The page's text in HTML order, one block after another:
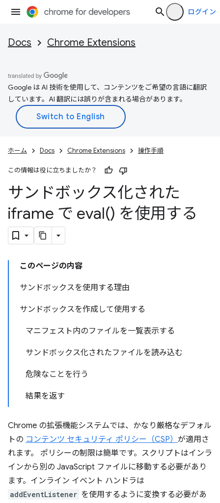
ログイン
Docs Chrome Extensions
Google は AI 技術を使用して、コンテンツをご希望の言語に翻訳
しています。AI 翻訳には誤りが含まれる場合があります。
ホーム Docs Chrome Extensions 操作手順
この情報は役に立ちましたか？
サンドボックス化された
iframe で eval() を使用する
このページの内容
サンドボックスを使用する理由
サンドボックスを作成して使用する
マニフェスト内のファイルを一覧表示する
サンドボックス化されたファイルを読み込む
危険なことを行う
結果を返す
Chrome の拡張機能システムでは、かなり厳格なデフォル
トの コンテンツ セキュリティ ポリシー（CSP） が適用さ
れます。 ポリシーの制限は簡単です。スクリプトはインラ
インから別の JavaScript ファイルに移動する必要があり
ます。インライン イベント ハンドラは
addEventListener を使用するように変換する必要があ